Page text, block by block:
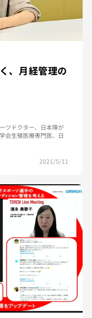
、月経管理の
ツドクター、日本障が
会生殖医療専門医、日
2021/5/11